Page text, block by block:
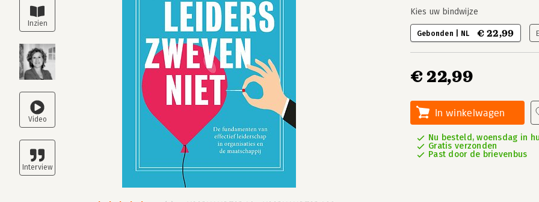
Kies uw bindwijze
Gebonden | NL € 22,99
€ 22,99
In winkelwagen
Nu besteld, woensdag in
Gratis verzonden
Past door de brievenbus